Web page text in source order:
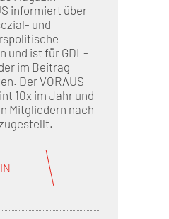
informiert über
und
und ist für GDL-
im Beitrag
Der VORAUS
10x im Jahr und
Mitgliedern nach